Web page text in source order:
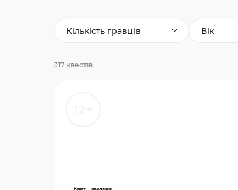
Кількість гравців Вік
317 квестів